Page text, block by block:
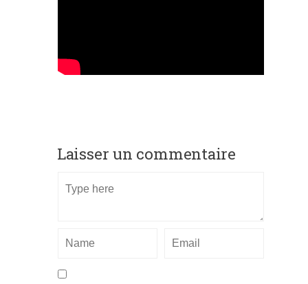
Laisser un commentaire